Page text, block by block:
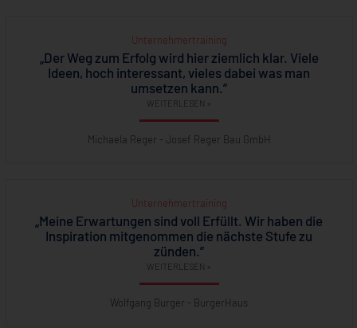
Unternehmertraining
„Der Weg zum Erfolg wird hier ziemlich klar. Viele
Ideen, hoch interessant, vieles dabei was man
umsetzen kann.”
WEITERLESEN »
Michaela Reger - Josef Reger Bau GmbH
Unternehmertraining
„Meine Erwartungen sind voll Erfüllt. Wir haben die
Inspiration mitgenommen die nächste Stufe zu
zünden.”
WEITERLESEN »
Wolfgang Burger - BurgerHaus